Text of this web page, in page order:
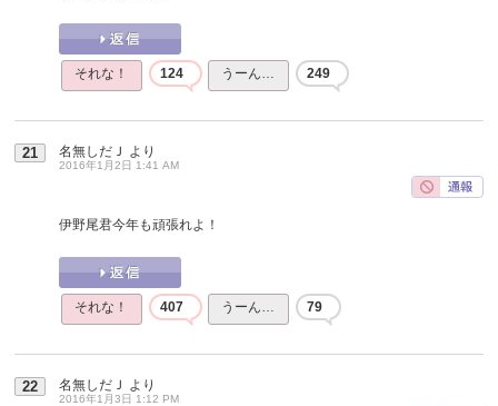
それな！ 124 うーん… 249
21 名無しだＪ より
2016年1月2日 1:41 AM
伊野尾君今年も頑張れよ！
それな！ 407 うーん… 79
22 名無しだＪ より
2016年1月3日 1:12 PM